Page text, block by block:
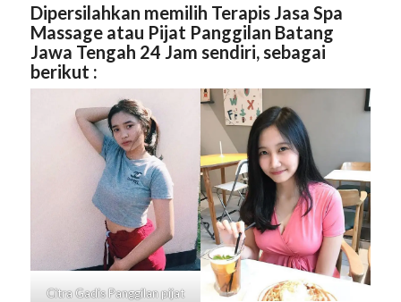
Dipersilahkan memilih Terapis Jasa Spa
Massage atau Pijat Panggilan Batang
Jawa Tengah 24 Jam sendiri, sebagai
berikut :
Citra Gadis Panggilan pijat